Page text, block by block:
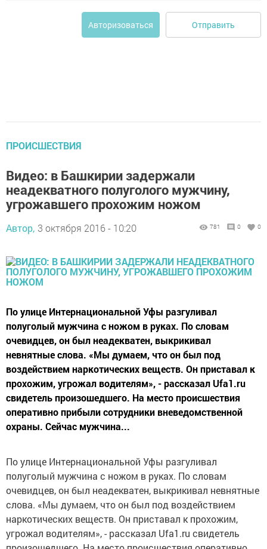
Авторизоваться Отправить
ПРОИСШЕСТВИЯ
Видео: в Башкирии задержали
неадекватного полуголого мужчину,
угрожавшего прохожим ножом
Автор, 3 октября 2016 - 10:20 781 0 0
По улице Интернациональной Уфы разгуливал
полуголый мужчина с ножом в руках. По словам
очевидцев, он был неадекватен, выкрикивал
невнятные слова. «Мы думаем, что он был под
воздействием наркотических веществ. Он приставал к
прохожим, угрожал водителям», - рассказал Ufa1.ru
свидетель произошедшего. На место происшествия
оперативно прибыли сотрудники вневедомственной
охраны. Сейчас мужчина...
По улице Интернациональной Уфы разгуливал
полуголый мужчина с ножом в руках. По словам
очевидцев, он был неадекватен, выкрикивал невнятные
слова. «Мы думаем, что он был под воздействием
наркотических веществ. Он приставал к прохожим,
угрожал водителям», - рассказал Ufa1.ru свидетель